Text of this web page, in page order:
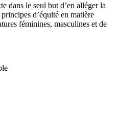
dans le seul but d’en alléger la
d’équité en matière
féminines, masculines et de